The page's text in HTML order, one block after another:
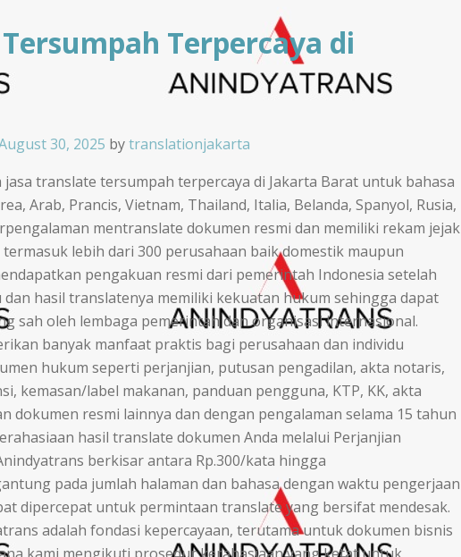
Terpercaya di
30, 2025 bytranslationjakarta
translate tersumpah terpercaya di Jakarta Barat untuk bahasa
Arab, Prancis, Vietnam, Thailand, Italia, Belanda, Spanyol, Rusia,
mentranslate dokumen resmi dan memiliki rekam jejak
lebih dari 300 perusahaan baik domestik maupun
pengakuan resmi dari pemerintah Indonesia setelah
hasil translatenya memiliki kekuatan hukum sehingga dapat
sah oleh lembaga pemerintah dan organisasi internasional.
banyak manfaat praktis bagi perusahaan dan individu
hukum seperti perjanjian, putusan pengadilan, akta notaris,
kemasan/label makanan, panduan pengguna, KTP, KK, akta
dokumen resmi lainnya dan dengan pengalaman selama 15 tahun
hasil translate dokumen Anda melalui Perjanjian
berkisar antara Rp.300/kata hingga
pada jumlah halaman dan bahasa dengan waktu pengerjaan
dipercepat untuk permintaan translate yang bersifat mendesak.
adalah fondasi kepercayaan, terutama untuk dokumen bisnis